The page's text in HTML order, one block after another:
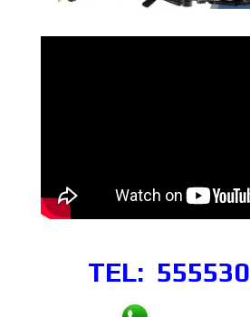
TEL: 555530